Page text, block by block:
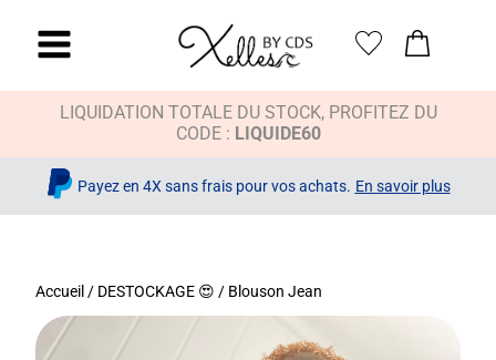
LIQUIDATION TOTALE DU STOCK, PROFITEZ DU
CODE : LIQUIDE60
Payez en 4X sans frais pour vos achats. En savoir plus
Accueil / DESTOCKAGE 😍 / Blouson Jean